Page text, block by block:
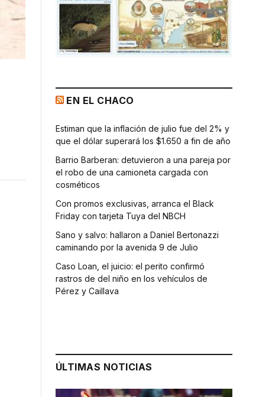
EN EL CHACO
Estiman que la inflación de julio fue del 2% y
que el dólar superará los $1.650 a fin de año
Barrio Barberan: detuvieron a una pareja por
el robo de una camioneta cargada con
cosméticos
Con promos exclusivas, arranca el Black
Friday con tarjeta Tuya del NBCH
Sano y salvo: hallaron a Daniel Bertonazzi
caminando por la avenida 9 de Julio
Caso Loan, el juicio: el perito confirmó
rastros de del niño en los vehículos de
Pérez y Caillava
ÚLTIMAS NOTICIAS